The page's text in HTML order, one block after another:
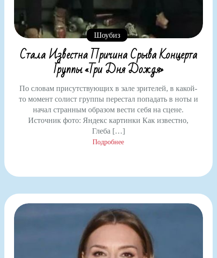
Шоубиз
Стала Известна Причина Срыва Концерта
Группы «Три Дня Дождя»
По словам присутствующих в зале зрителей, в какой-
то момент солист группы перестал попадать в ноты и
начал странным образом вести себя на сцене.
Источник фото: Яндекс картинки Как известно,
Глеба […]
Подробнее